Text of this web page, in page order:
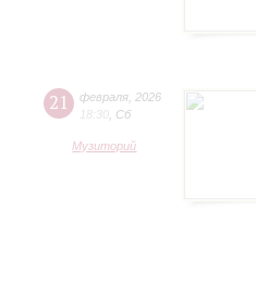
21 февраля 2026
18:30 Сб
Музиторий